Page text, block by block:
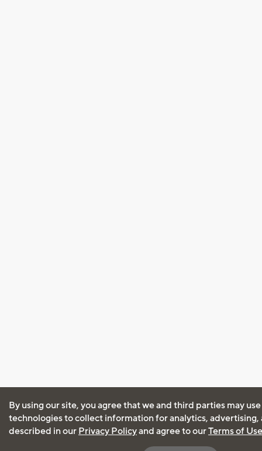
By using our site, you agree that we and third parties may
technologies to collect information for analytics, advertising,
described in our Privacy Policyand agree to ourTerms of Use